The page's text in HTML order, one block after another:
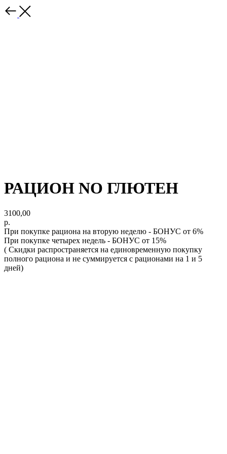
РАЦИОН NO ГЛЮТЕН
3100,00
р.
При покупке рациона на вторую неделю - БОНУС от 6%
При покупке четырех недель - БОНУС от 15%
( Скидки распространяется на единовременную покупку
полного рациона и не суммируется с рационами на 1 и 5
дней)